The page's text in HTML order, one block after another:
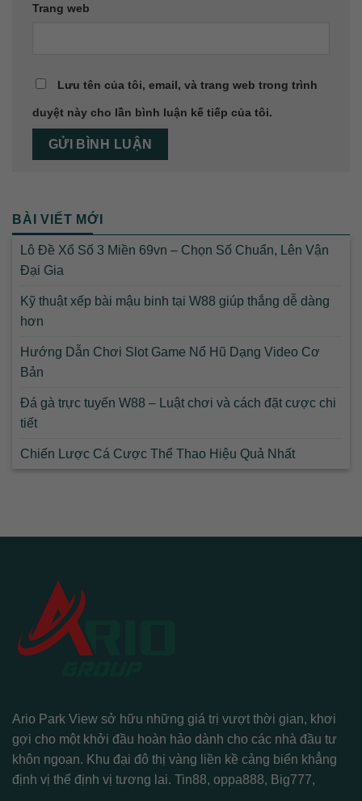
Trang web
Lưu tên của tôi, email, và trang web trong trình
duyệt này cho lần bình luận kế tiếp của tôi.
BÀI VIẾT MỚI
Lô Đề Xổ Số 3 Miền 69vn – Chọn Số Chuẩn, Lên Vận
Đại Gia
Kỹ thuật xếp bài mậu binh tại W88 giúp thắng dễ dàng
hơn
Hướng Dẫn Chơi Slot Game Nổ Hũ Dạng Video Cơ
Bản
Đá gà trực tuyến W88 – Luật chơi và cách đặt cược chi
tiết
Chiến Lược Cá Cược Thể Thao Hiệu Quả Nhất
Ario Park View sở hữu những giá trị vượt thời gian, khơi
gợi cho một khởi đầu hoàn hảo dành cho các nhà đầu tư
khôn ngoan. Khu đại đô thị vàng liền kề cảng biển khẳng
định vị thế định vị tương lai. Tin88, oppa888, Big777,